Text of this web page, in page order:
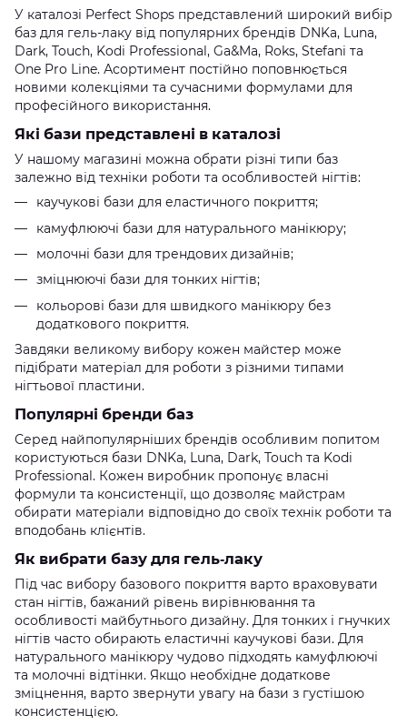
У каталозі Perfect Shops представлений широкий вибір
баз для гель-лаку від популярних брендів DNKa, Luna,
Dark, Touch, Kodi Professional, Ga&Ma, Roks, Stefani та
One Pro Line. Асортимент постійно поповнюється
новими колекціями та сучасними формулами для
професійного використання.
Які бази представлені в каталозі
У нашому магазині можна обрати різні типи баз
залежно від техніки роботи та особливостей нігтів:
каучукові бази для еластичного покриття;
камуфлюючі бази для натурального манікюру;
молочні бази для трендових дизайнів;
зміцнюючі бази для тонких нігтів;
кольорові бази для швидкого манікюру без
додаткового покриття.
Завдяки великому вибору кожен майстер може
підібрати матеріал для роботи з різними типами
нігтьової пластини.
Популярні бренди баз
Серед найпопулярніших брендів особливим попитом
користуються бази DNKa, Luna, Dark, Touch та Kodi
Professional. Кожен виробник пропонує власні
формули та консистенції, що дозволяє майстрам
обирати матеріали відповідно до своїх технік роботи та
вподобань клієнтів.
Як вибрати базу для гель-лаку
Під час вибору базового покриття варто враховувати
стан нігтів, бажаний рівень вирівнювання та
особливості майбутнього дизайну. Для тонких і гнучких
нігтів часто обирають еластичні каучукові бази. Для
натурального манікюру чудово підходять камуфлюючі
та молочні відтінки. Якщо необхідне додаткове
зміцнення, варто звернути увагу на бази з густішою
консистенцією.